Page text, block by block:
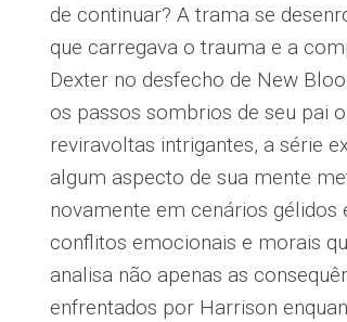
de continuar? A trama se
que carregava o trauma e a
Dexter no desfecho de New
os passos sombrios de seu pai
reviravoltas intrigantes, a série
algum aspecto de sua mente
novamente em cenários
conflitos emocionais e morais
analisa não apenas as
enfrentados por Harrison